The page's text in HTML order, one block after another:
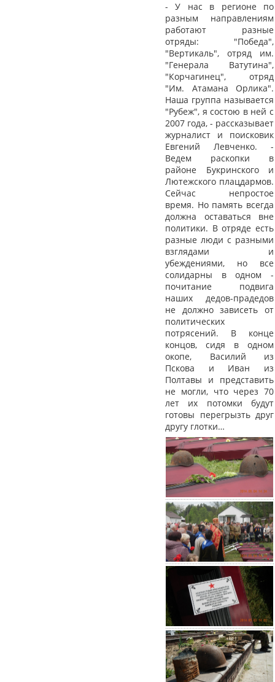
- У нас в регионе по
разным направлениям
работают разные
отряды: "Победа",
"Вертикаль", отряд им.
"Генерала Ватутина",
"Корчагинец", отряд
"Им. Атамана Орлика".
Наша группа называется
"Рубеж", я состою в ней с
2007 года, - рассказывает
журналист и поисковик
Евгений Левченко. -
Ведем раскопки в
районе Букринского и
Лютежского плацдармов.
Сейчас непростое
время. Но память всегда
должна оставаться вне
политики. В отряде есть
разные люди с разными
взглядами и
убеждениями, но все
солидарны в одном -
почитание подвига
наших дедов-прадедов
не должно зависеть от
политических
потрясений. В конце
концов, сидя в одном
окопе, Василий из
Пскова и Иван из
Полтавы и представить
не могли, что через 70
лет их потомки будут
готовы перегрызть друг
другу глотки…